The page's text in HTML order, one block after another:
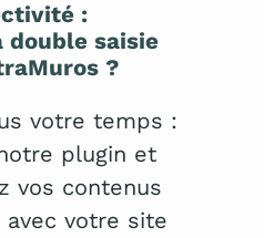
:
double saisie
?
votre temps :
plugin et
vos contenus
avec votre site